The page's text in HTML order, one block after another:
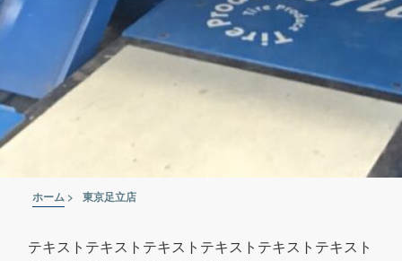
ホーム > 東京足立店
テキストテキストテキストテキストテキストテキスト